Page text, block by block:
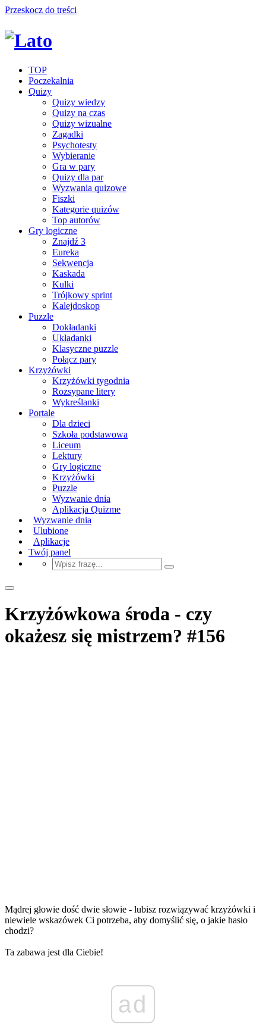
Przeskocz do treści
TOP
Poczekalnia
Quizy
Quizy wiedzy
Quizy na czas
Quizy wizualne
Zagadki
Psychotesty
Wybieranie
Gra w pary
Quizy dla par
Wyzwania quizowe
Fiszki
Kategorie quizów
Top autorów
Gry logiczne
Znajdź 3
Eureka
Sekwencja
Kaskada
Kulki
Trójkowy sprint
Kalejdoskop
Puzzle
Dokładanki
Układanki
Klasyczne puzzle
Połącz pary
Krzyżówki
Krzyżówki tygodnia
Rozsypane litery
Wykreślanki
Portale
Dla dzieci
Szkoła podstawowa
Liceum
Lektury
Gry logiczne
Krzyżówki
Puzzle
Wyzwanie dnia
Aplikacja Quizme
Wyzwanie dnia
Ulubione
Aplikacje
Twój panel
Krzyżówkowa środa - czy
okażesz się mistrzem? #156
Mądrej głowie dość dwie słowie - lubisz rozwiązywać krzyżówki i
niewiele wskazówek Ci potrzeba, aby domyślić się, o jakie hasło
chodzi?
Ta zabawa jest dla Ciebie!
ad